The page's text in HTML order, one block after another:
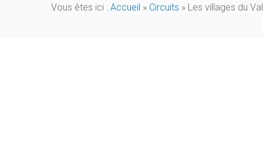
Vous êtes ici : Accueil » Circuits » Les villages du